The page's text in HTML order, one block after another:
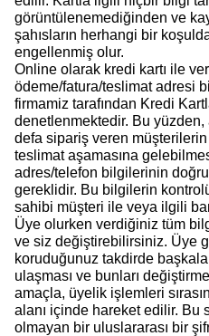
görüntülenemediğinden ve
şahısların herhangi bir
engellenmiş olur.
Online olarak kredi kartı ile
ödeme/fatura/teslimat adresi
firmamiz tarafından Kredi
denetlenmektedir. Bu
defa sipariş veren
teslimat aşamasına
adres/telefon bilgilerinin
gereklidir. Bu bilgilerin
sahibi müşteri ile veya ilgili
Üye olurken verdiğiniz tüm
ve siz değiştirebilirsiniz. Üye
koruduğunuz takdirde
ulaşması ve bunları
amaçla, üyelik işlemleri
alanı içinde hareket edilir. Bu
olmayan bir uluslararası bir